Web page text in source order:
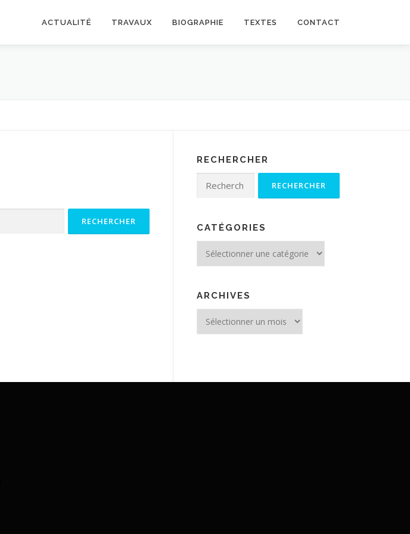
ACTUALITÉ TRAVAUX BIOGRAPHIE TEXTES CONTACT
RECHERCHER
CATÉGORIES
ARCHIVES